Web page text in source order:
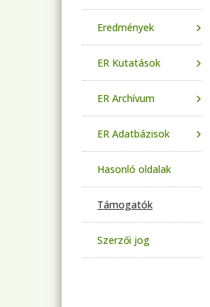
Eredmények
ER Kutatások
ER Archívum
ER Adatbázisok
Hasonló oldalak
Támogatók
Szerzői jog